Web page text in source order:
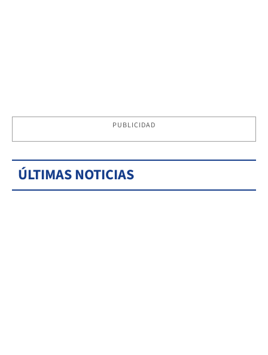
PUBLICIDAD
ÚLTIMAS NOTICIAS